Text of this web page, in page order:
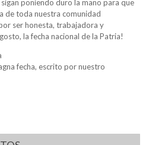
poniendo duro la mano para que
de toda nuestra comunidad
ser honesta, trabajadora y
la fecha nacional de la Patria!
fecha, escrito por nuestro